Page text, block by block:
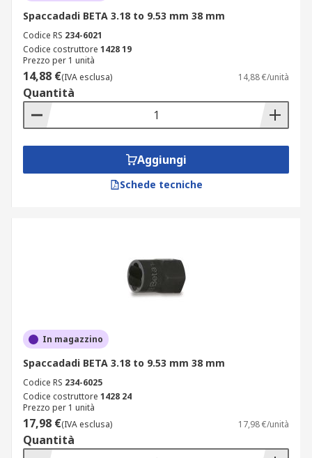
Spaccadadi BETA 3.18 to 9.53 mm 38 mm
Codice RS 234-6021
Codice costruttore 1428 19
Prezzo per 1 unità
14,88 €(IVA esclusa) 14,88 €/unità
Quantità
Aggiungi
Schede tecniche
In magazzino
Spaccadadi BETA 3.18 to 9.53 mm 38 mm
Codice RS 234-6025
Codice costruttore 1428 24
Prezzo per 1 unità
17,98 €(IVA esclusa) 17,98 €/unità
Quantità